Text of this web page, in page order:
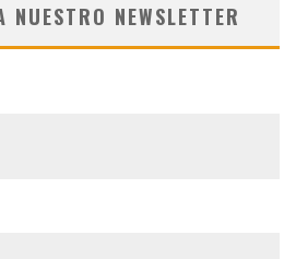
NUESTRO NEWSLETTER